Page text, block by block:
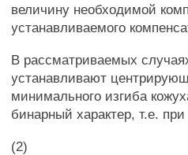
величину необходимой
устанавливаемого
В рассматриваемых
устанавливают
минимального изгиба
бинарный характер, т.е.
(2)